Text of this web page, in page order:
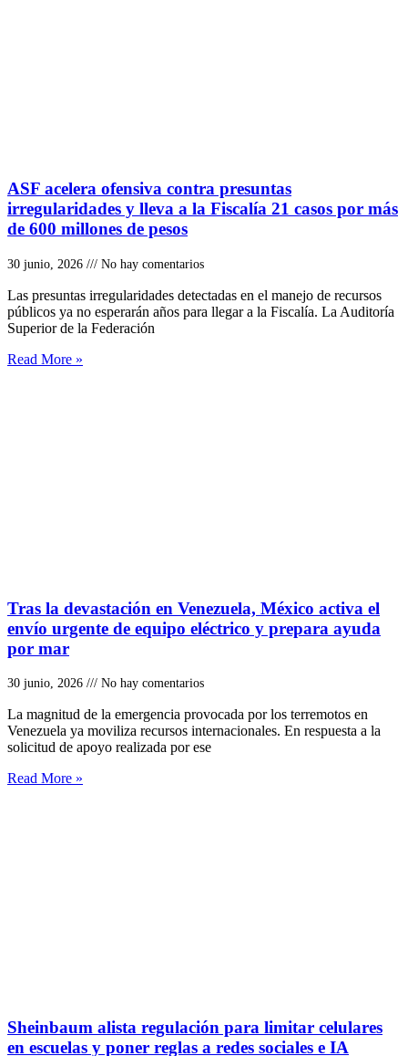
ASF acelera ofensiva contra presuntas
irregularidades y lleva a la Fiscalía 21 casos por más
de 600 millones de pesos
30 junio, 2026 No hay comentarios
Las presuntas irregularidades detectadas en el manejo de recursos
públicos ya no esperarán años para llegar a la Fiscalía. La Auditoría
Superior de la Federación
Read More »
Tras la devastación en Venezuela, México activa el
envío urgente de equipo eléctrico y prepara ayuda
por mar
30 junio, 2026 No hay comentarios
La magnitud de la emergencia provocada por los terremotos en
Venezuela ya moviliza recursos internacionales. En respuesta a la
solicitud de apoyo realizada por ese
Read More »
Sheinbaum alista regulación para limitar celulares
en escuelas y poner reglas a redes sociales e IA